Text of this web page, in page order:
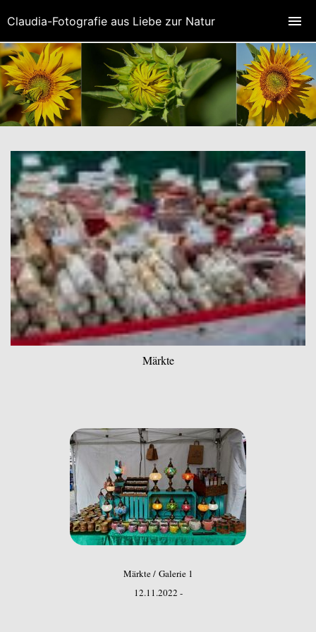
Märkte
Märkte / Galerie 1
12.11.2022 -
Claudia-Fotografie aus Liebe zur Natur